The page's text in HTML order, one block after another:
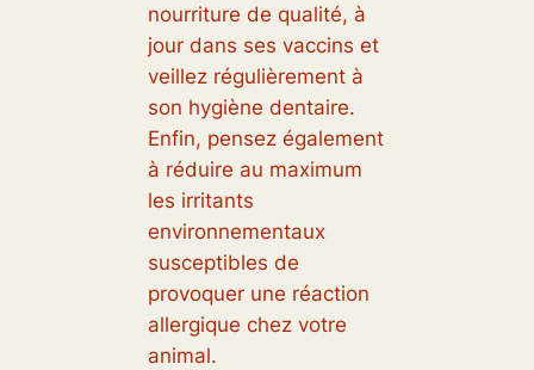
nourriture de qualité, à
jour dans ses vaccins et
veillez régulièrement à
son hygiène dentaire.
Enfin, pensez également
à réduire au maximum
les irritants
environnementaux
susceptibles de
provoquer une réaction
allergique chez votre
animal.